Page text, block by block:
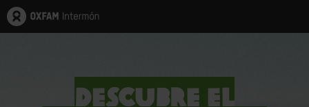
Descubre el